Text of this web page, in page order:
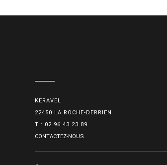
KERAVEL
22450 LA ROCHE-DERRIEN
T : 02 96 43 23 89
CONTACTEZ-NOUS